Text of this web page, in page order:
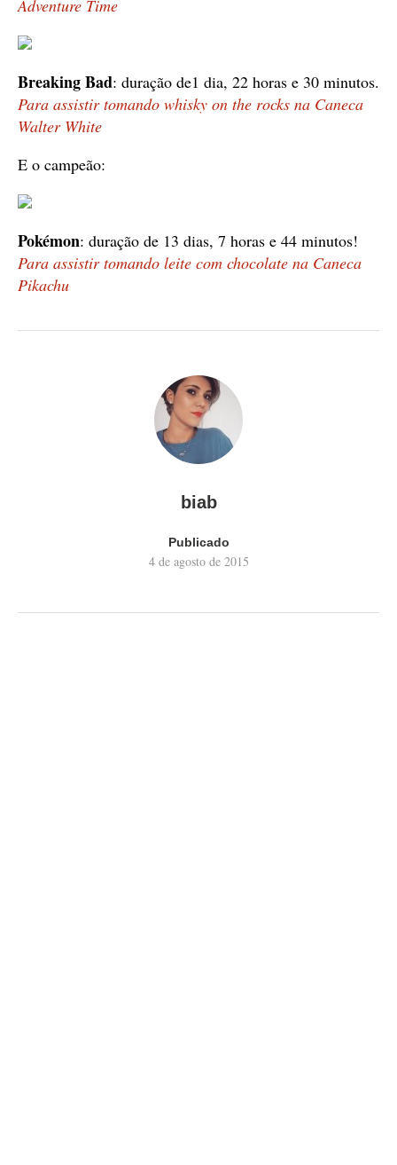
Adventure Time
Breaking Bad: duração de1 dia, 22 horas e 30 minutos.
Para assistir tomando whisky on the rocks na Caneca
Walter White
E o campeão:
Pokémon: duração de 13 dias, 7 horas e 44 minutos!
Para assistir tomando leite com chocolate na Caneca
Pikachu
biab
Publicado
4 de agosto de 2015